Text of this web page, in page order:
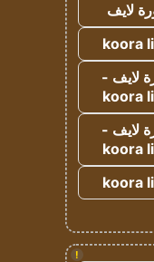
لايف
koora
لايف -
koora
لايف -
koora
koora
!